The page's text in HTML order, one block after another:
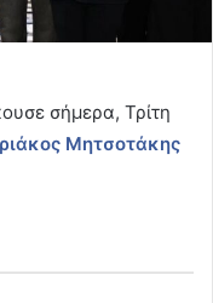
σήμερα, Τρίτη
Μητσοτάκης